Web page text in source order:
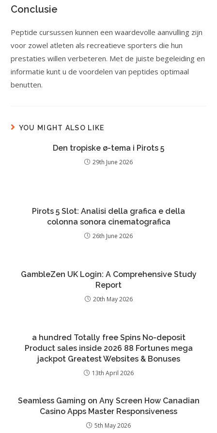
Conclusie
Peptide cursussen kunnen een waardevolle aanvulling zijn
voor zowel atleten als recreatieve sporters die hun
prestaties willen verbeteren. Met de juiste begeleiding en
informatie kunt u de voordelen van peptides optimaal
benutten.
YOU MIGHT ALSO LIKE
Den tropiske ø-tema i Pirots 5
29th June 2026
Pirots 5 Slot: Analisi della grafica e della
colonna sonora cinematografica
26th June 2026
GambleZen UK Login: A Comprehensive Study
Report
20th May 2026
a hundred Totally free Spins No-deposit
Product sales inside 2026 88 Fortunes mega
jackpot Greatest Websites & Bonuses
13th April 2026
Seamless Gaming on Any Screen How Canadian
Casino Apps Master Responsiveness
5th May 2026